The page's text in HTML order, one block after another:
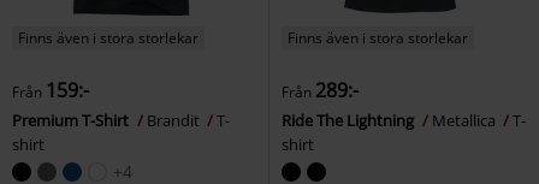
Finns även i stora storlekar
Från 159:-
Premium T-Shirt Brandit
T-
shirt
+4
Finns även i stora storlekar
Från 289:-
Ride The Lightning Metallica
T-
shirt